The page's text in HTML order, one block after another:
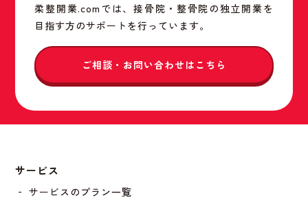
柔整開業.comでは、接骨院・整骨院の独立開業を
目指す方のサポートを行っています。
ご相談・お問い合わせはこちら
サービス
‐ サービスのプラン一覧